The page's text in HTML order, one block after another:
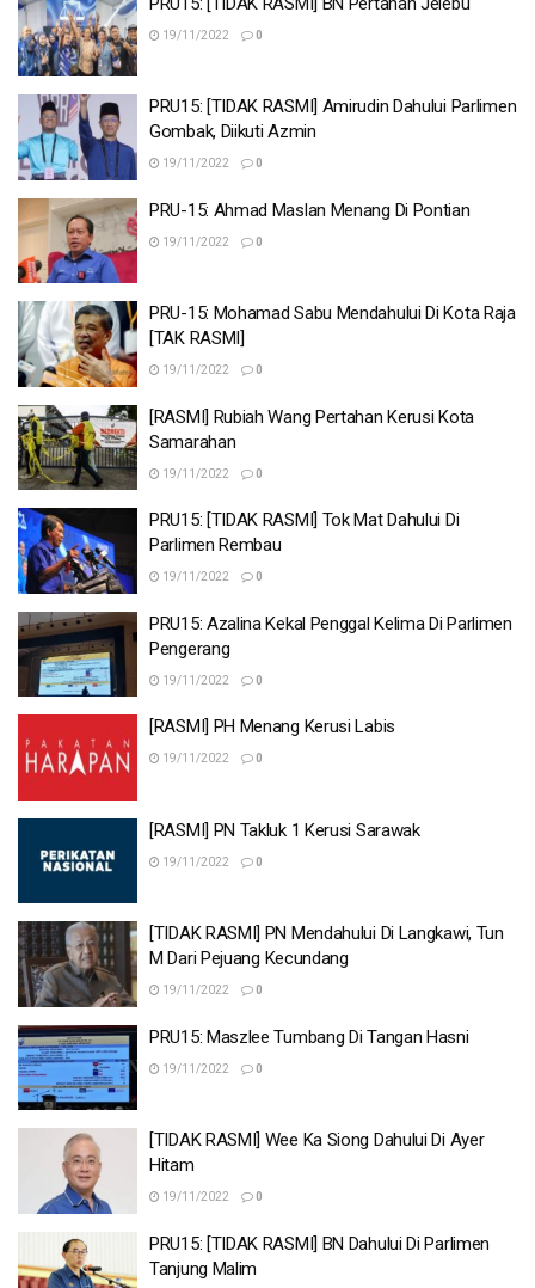
19/11/2022 0
PRU15: [TIDAK RASMI] Amirudin Dahului Parlimen
Gombak, Diikuti Azmin
19/11/2022 0
PRU-15: Ahmad Maslan Menang Di Pontian
19/11/2022 0
PRU-15: Mohamad Sabu Mendahului Di Kota Raja
[TAK RASMI]
19/11/2022 0
[RASMI] Rubiah Wang Pertahan Kerusi Kota
Samarahan
19/11/2022 0
PRU15: [TIDAK RASMI] Tok Mat Dahului Di
Parlimen Rembau
19/11/2022 0
PRU15: Azalina Kekal Penggal Kelima Di Parlimen
Pengerang
19/11/2022 0
[RASMI] PH Menang Kerusi Labis
19/11/2022 0
[RASMI] PN Takluk 1 Kerusi Sarawak
19/11/2022 0
[TIDAK RASMI] PN Mendahului Di Langkawi, Tun
M Dari Pejuang Kecundang
19/11/2022 0
PRU15: Maszlee Tumbang Di Tangan Hasni
19/11/2022 0
[TIDAK RASMI] Wee Ka Siong Dahului Di Ayer
Hitam
19/11/2022 0
PRU15: [TIDAK RASMI] BN Dahului Di Parlimen
Tanjung Malim